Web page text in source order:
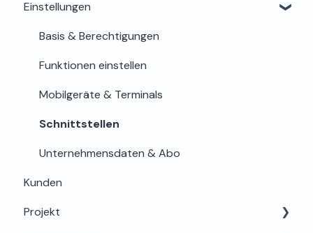
Zeiterfassung & Stundenkonto
Offboarding & Archivierung
Lohn & Export
Sicherheit
Einstellungen
Basis & Berechtigungen
Funktionen einstellen
Mobilgeräte & Terminals
Schnittstellen
Unternehmensdaten & Abo
Kunden
Projekt